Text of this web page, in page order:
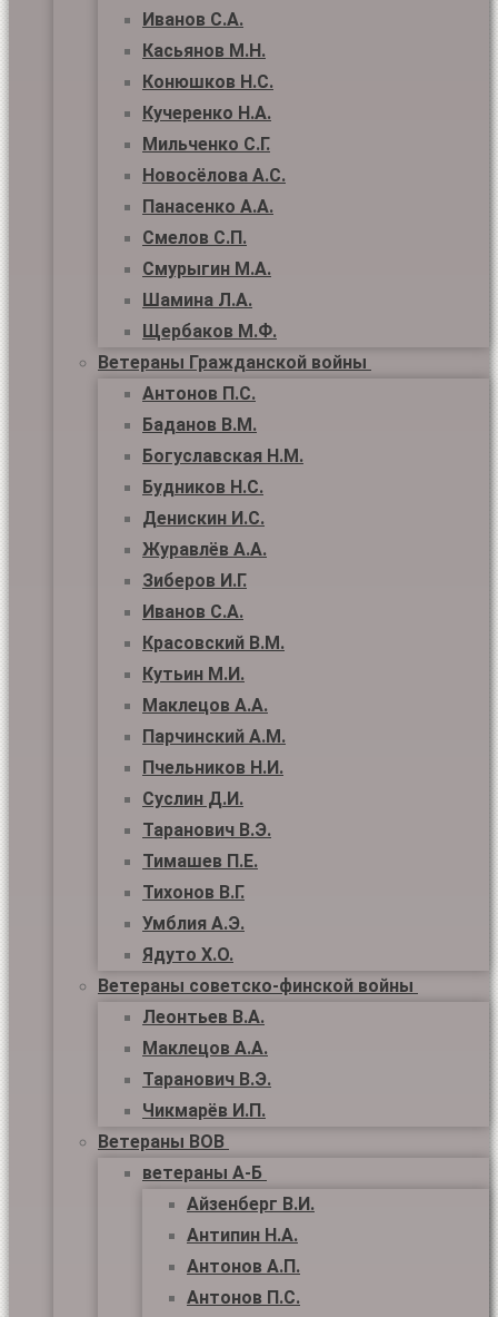
Иванов С.А.
Касьянов М.Н.
Конюшков Н.С.
Кучеренко Н.А.
Мильченко С.Г.
Новосёлова А.С.
Панасенко А.А.
Смелов С.П.
Смурыгин М.А.
Шамина Л.А.
Щербаков М.Ф.
Ветераны Гражданской войны
Антонов П.С.
Баданов В.М.
Богуславская Н.М.
Будников Н.С.
Денискин И.С.
Журавлёв А.А.
Зиберов И.Г.
Иванов С.А.
Красовский В.М.
Кутьин М.И.
Маклецов А.А.
Парчинский А.М.
Пчельников Н.И.
Суслин Д.И.
Таранович В.Э.
Тимашев П.Е.
Тихонов В.Г.
Умблия А.Э.
Ядуто Х.О.
Ветераны советско-финской войны
Леонтьев В.А.
Маклецов А.А.
Таранович В.Э.
Чикмарёв И.П.
Ветераны ВОВ
ветераны А-Б
Айзенберг В.И.
Антипин Н.А.
Антонов А.П.
Антонов П.С.